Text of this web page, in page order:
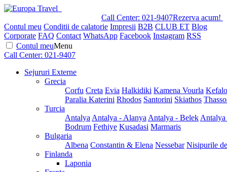
Call Center: 021-9407Rezerva acum!
Contul meu Conditii de calatorie Impresii B2B CLUB ET Blog
Corporate FAQ Contact WhatsApp Facebook Instagram RSS
Contul meuMenu
Call Center: 021-9407
Sejururi Externe
Grecia
Corfu Creta Evia Halkidiki Kamena Vourla
Paralia Katerini Rhodos Santorini Skiathos
Turcia
Antalya Antalya - Alanya Antalya - Belek
Bodrum Fethiye Kusadasi Marmaris
Bulgaria
Albena Constantin & Elena Nessebar Nisipurile
Finlanda
Laponia